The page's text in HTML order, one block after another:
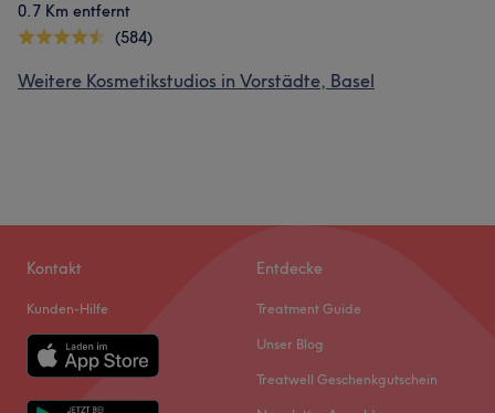
0.7 Km entfernt
(584)
Weitere Kosmetikstudios in Vorstädte, Basel
Kontakt
Kunden-Hilfe
Entdecke
Treatment Guide
Unser Blog
Treatwell Geschenkgutschein